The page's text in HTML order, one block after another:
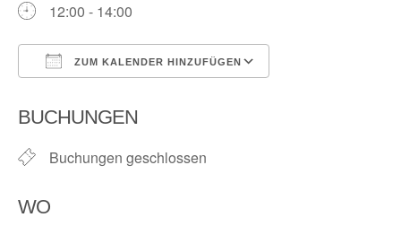
12:00 - 14:00
ZUM KALENDER HINZUFÜGEN
BUCHUNGEN
Buchungen geschlossen
WO